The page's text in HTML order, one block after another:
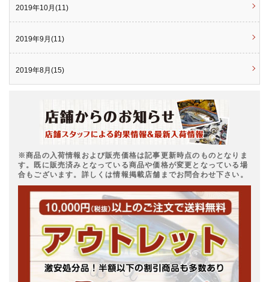
2019年10月(11)
2019年9月(11)
2019年8月(15)
※商品の入荷情報および販売価格は記事更新時点のものとなりま
す。既に販売済みとなっている商品や価格が変更となっている場
合もございます。詳しくは情報掲載店舗までお問合わせ下さい。